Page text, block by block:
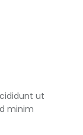
ut
minim